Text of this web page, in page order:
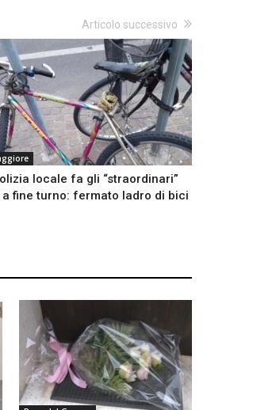
Articolo successivo
locale fa gli “straordinari”
fine turno: fermato ladro di bici